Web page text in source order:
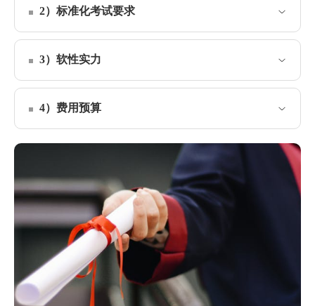
2）标准化考试要求
3）软性实力
4）费用预算